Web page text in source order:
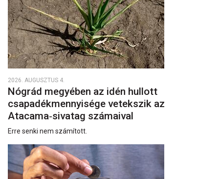
2026. AUGUSZTUS 4.
Nógrád megyében az idén hullott
csapadékmennyisége vetekszik az
Atacama‑sivatag számaival
Erre senki nem számított.